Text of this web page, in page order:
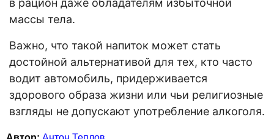
массы тела.
Важно, что такой напиток может стать
достойной альтернативой для тех, кто часто
водит автомобиль, придерживается
здорового образа жизни или чьи религиозные
взгляды не допускают употребление алкоголя.